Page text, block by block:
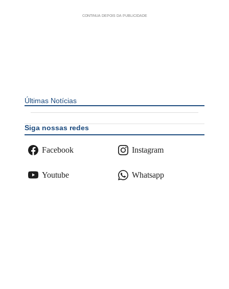
Últimas Notícias
Siga nossas redes
Facebook Instagram
Youtube Whatsapp